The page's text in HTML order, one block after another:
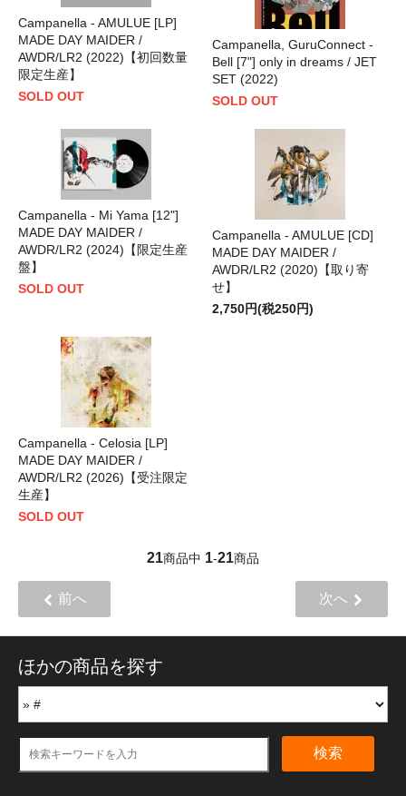
Campanella - AMULUE [LP]
MADE DAY MAIDER /
AWDR/LR2 (2022)【初回数量
限定生産】
SOLD OUT
Campanella, GuruConnect -
Bell [7"] only in dreams / JET
SET (2022)
SOLD OUT
Campanella - Mi Yama [12"]
MADE DAY MAIDER /
AWDR/LR2 (2024)【限定生産
盤】
SOLD OUT
Campanella - AMULUE [CD]
MADE DAY MAIDER /
AWDR/LR2 (2020)【取り寄
せ】
2,750円(税250円)
Campanella - Celosia [LP]
MADE DAY MAIDER /
AWDR/LR2 (2026)【受注限定
生産】
SOLD OUT
21商品中 1-21商品
前へ 次へ
ほかの商品を探す
検索